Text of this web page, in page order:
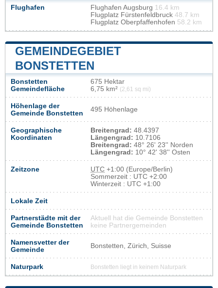
Flughafen Flughafen Augsburg 16.4 km
Flugplatz Fürstenfeldbruck 48.7 km
Flugplatz Oberpfaffenhofen 58.2 km
GEMEINDEGEBIET
BONSTETTEN
Bonstetten
Gemeindefläche
675 Hektar
6,75 km² (2,61 sq mi)
Höhenlage der
Gemeinde Bonstetten
495 Höhenlage
Geographische
Koordinaten
Breitengrad: 48.4397
Längengrad: 10.7106
Breitengrad: 48° 26' 23'' Norden
Längengrad: 10° 42' 38'' Osten
Zeitzone UTC +1:00 (Europe/Berlin)
Sommerzeit : UTC +2:00
Winterzeit : UTC +1:00
Lokale Zeit
Partnerstädte mit der
Gemeinde Bonstetten
Aktuell hat die Gemeinde Bonstetten
keine Partnergemeinden
Namensvetter der
Gemeinde
Bonstetten, Zürich, Suisse
Naturpark Bonstetten liegt in keinem Naturpark